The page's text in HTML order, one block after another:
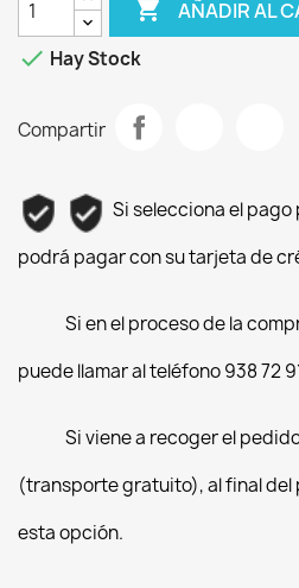
 AÑADIR AL
 Hay Stock
Compartir
Si selecciona el
podrá pagar con su tarjeta de
Si en el proceso de la
puede llamar al teléfono 938 72
Si viene a recoger el
(transporte gratuito), al final
esta opción.